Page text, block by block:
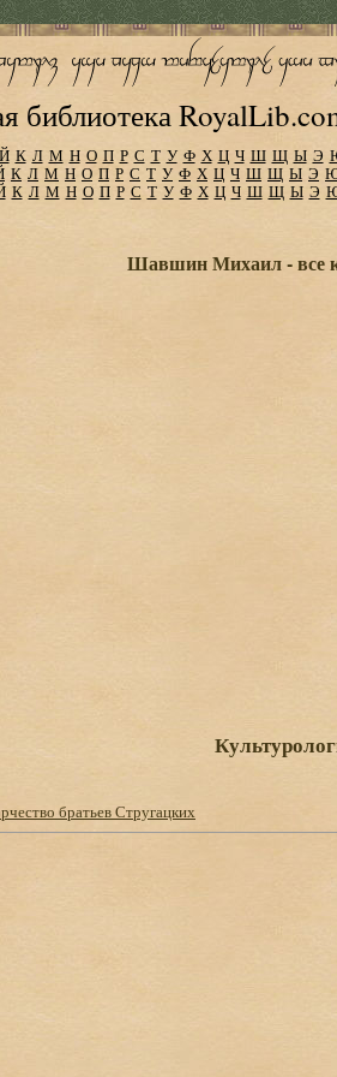
библиотека
Й К Л М Н О П Р С Т У Ф Х Ц Ч Ш Щ Ы Э
К Л М Н О П Р С Т У Ф Х Ц Ч Ш Щ Ы Э
К Л М Н О П Р С Т У Ф Х Ц Ч Ш Щ Ы Э
Шавшин Михаил - все
братьев Стругацких